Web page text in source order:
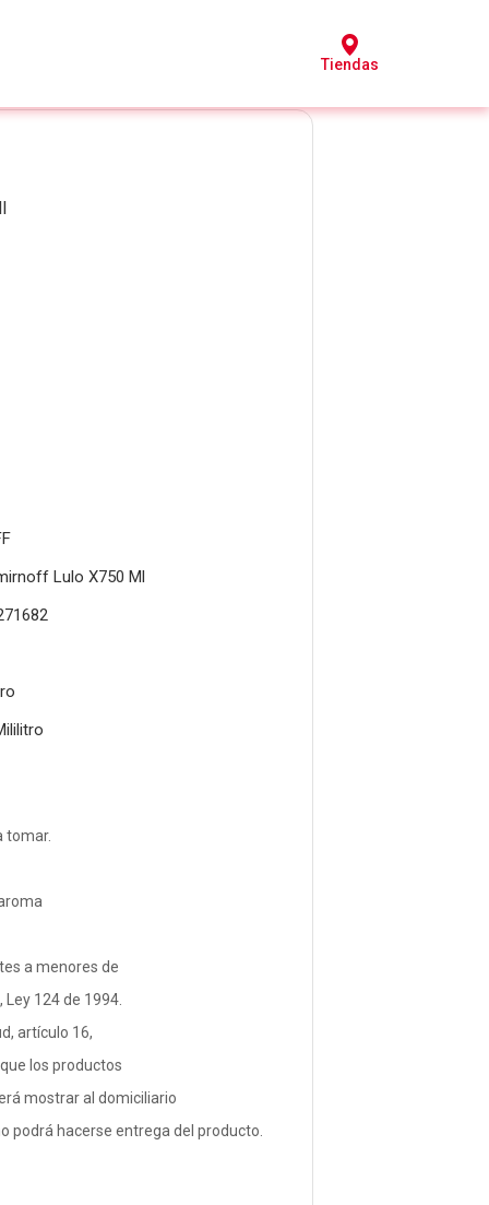
Tiendas
Lulo X750 Ml
tomar.
a menores de
124 de 1994.
artículo 16,
los productos
mostrar al domiciliario
podrá hacerse entrega del producto.